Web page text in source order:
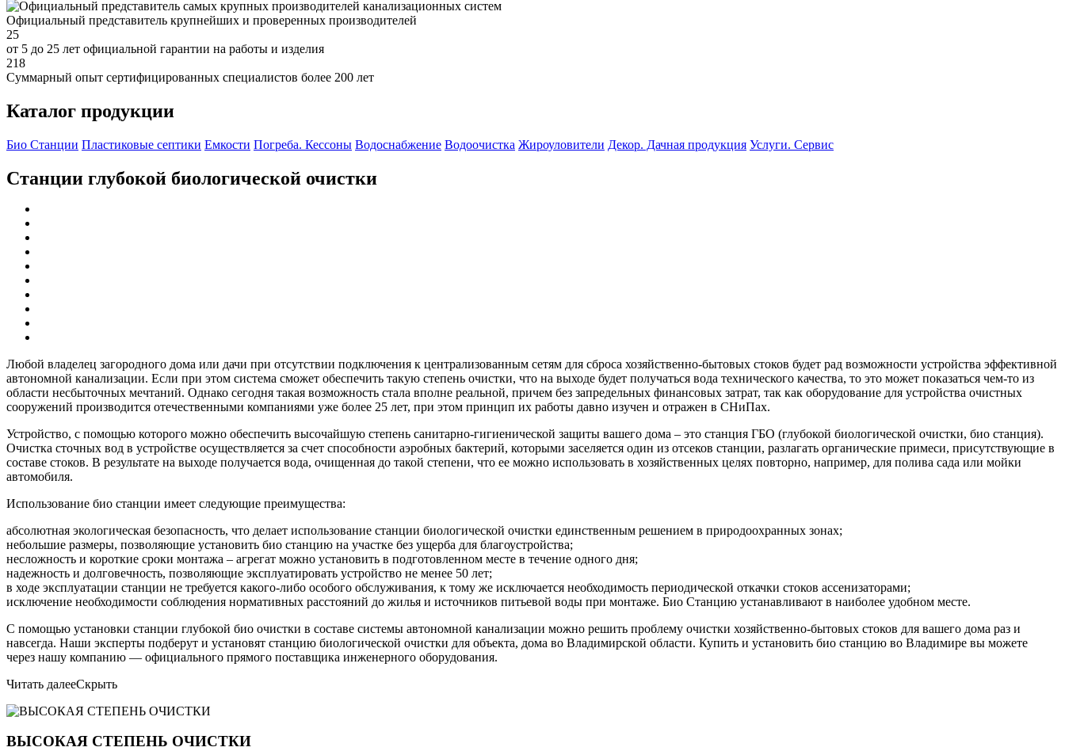
Официальный представитель крупнейших и проверенных производителей
25
от 5 до 25 лет официальной гарантии на работы и изделия
218
Суммарный опыт сертифицированных специалистов более 200 лет
Каталог продукции
Био Станции Пластиковые септики Емкости Погреба. Кессоны Водоснабжение Водоочистка Жироуловители Декор. Дачная продукция Услуги. Сервис
Станции глубокой биологической очистки
Любой владелец загородного дома или дачи при отсутствии подключения к централизованным сетям для сброса хозяйственно-бытовых стоков будет рад возможности устройства эффективной
автономной канализации. Если при этом система сможет обеспечить такую степень очистки, что на выходе будет получаться вода технического качества, то это может показаться чем-то из
области несбыточных мечтаний. Однако сегодня такая возможность стала вполне реальной, причем без запредельных финансовых затрат, так как оборудование для устройства очистных
сооружений производится отечественными компаниями уже более 25 лет, при этом принцип их работы давно изучен и отражен в СНиПах.
Устройство, с помощью которого можно обеспечить высочайшую степень санитарно-гигиенической защиты вашего дома – это станция ГБО (глубокой биологической очистки, био станция).
Очистка сточных вод в устройстве осуществляется за счет способности аэробных бактерий, которыми заселяется один из отсеков станции, разлагать органические примеси, присутствующие в
составе стоков. В результате на выходе получается вода, очищенная до такой степени, что ее можно использовать в хозяйственных целях повторно, например, для полива сада или мойки
автомобиля.
Использование био станции имеет следующие преимущества:
абсолютная экологическая безопасность, что делает использование станции биологической очистки единственным решением в природоохранных зонах;
небольшие размеры, позволяющие установить био станцию на участке без ущерба для благоустройства;
несложность и короткие сроки монтажа – агрегат можно установить в подготовленном месте в течение одного дня;
надежность и долговечность, позволяющие эксплуатировать устройство не менее 50 лет;
в ходе эксплуатации станции не требуется какого-либо особого обслуживания, к тому же исключается необходимость периодической откачки стоков ассенизаторами;
исключение необходимости соблюдения нормативных расстояний до жилья и источников питьевой воды при монтаже. Био Станцию устанавливают в наиболее удобном месте.
С помощью установки станции глубокой био очистки в составе системы автономной канализации можно решить проблему очистки хозяйственно-бытовых стоков для вашего дома раз и
навсегда. Наши эксперты подберут и установят станцию биологической очистки для объекта, дома во Владимирской области. Купить и установить био станцию во Владимире вы можете
через нашу компанию — официального прямого поставщика инженерного оборудования.
Читать далееСкрыть
ВЫСОКАЯ СТЕПЕНЬ ОЧИСТКИ